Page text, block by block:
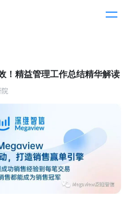
！精益管理工作总结精华解读